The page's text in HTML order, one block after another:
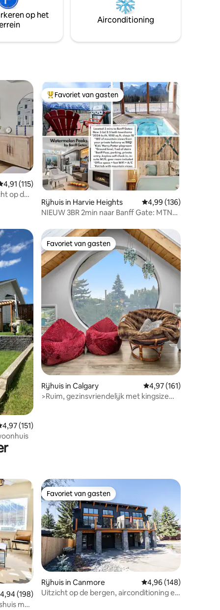
Op
voor fiets- en skiberging is ook
inbegrepen. Tarieven zijn ingesteld –
op het
Airconditioning
beoordeling van 4,91 op 5, 115 recensies
4,91 (115)
op de
Topfavoriet van gasten
Favoriet van gasten
Rijhuis in Harvie Heights Gemiddelde
4,99 (136)
NIEUW 3BR 2min naar Banff Gate: MTN
beoordeling van 4,97 op 5, 151 recensies
4,97 (151)
Favoriet van gasten
Favoriet van gasten
Rijhuis in Calgary Gemiddelde
4,97 (161)
>Ruim, gezinsvriendelijk met kingsize
beoordeling van 4,94 op 5, 198 recensies
4,94 (198)
met
Favoriet van gasten
Favoriet van gasten
Rijhuis in Canmore Gemiddelde
4,96 (148)
Uitzicht op de bergen, airconditioning en